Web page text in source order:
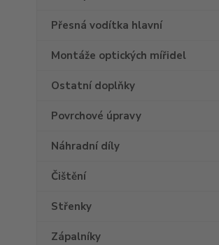
Přesná vodítka hlavní
Montáže optických mířidel
Ostatní doplňky
Povrchové úpravy
Náhradní díly
Čištění
Střenky
Zápalníky